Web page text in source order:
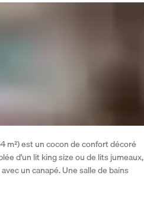
m²) est un cocon de confort décoré
d'un lit king size ou de lits jumeaux,
un canapé. Une salle de bains